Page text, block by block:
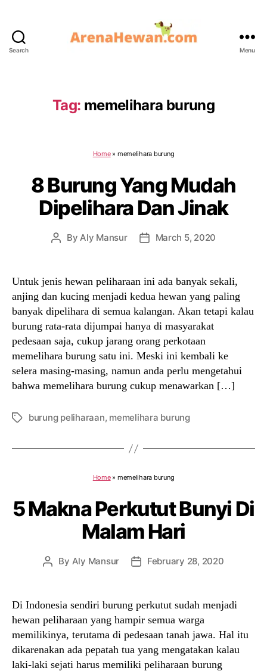
Search Menu
Tag: memelihara burung
Home» memelihara burung
8 Burung Yang Mudah
Dipelihara Dan Jinak
PostByAly Mansur
PostMarch 5, 2020
Untuk jenis hewan peliharaan ini ada banyak sekali,
anjing dan kucing menjadi kedua hewan yang paling
banyak dipelihara di semua kalangan. Akan tetapi kalau
burung rata-rata dijumpai hanya di masyarakat
pedesaan saja, cukup jarang orang perkotaan
memelihara burung satu ini. Meski ini kembali ke
selera masing-masing, namun anda perlu mengetahui
bahwa memelihara burung cukup menawarkan […]
Tagsburung peliharaan, memelihara burung
Home» memelihara burung
5 Makna Perkutut Bunyi Di
Malam Hari
Post
By Aly Mansur
PostFebruary 28, 2020
Di Indonesia sendiri burung perkutut sudah menjadi
hewan peliharaan yang hampir semua warga
memilikinya, terutama di pedesaan tanah jawa. Hal itu
dikarenakan ada pepatah tua yang mengatakan kalau
laki-laki sejati harus memiliki peliharaan burung